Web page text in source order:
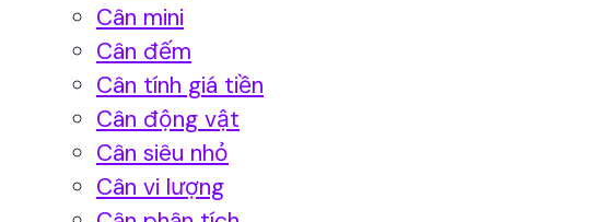
Cân mini
Cân đếm
Cân tính giá tiền
Cân động vật
Cân siêu nhỏ
Cân vi lượng